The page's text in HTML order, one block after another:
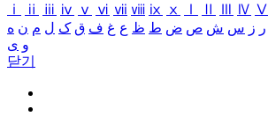
ⅰ
ⅱ ⅲ ⅳ ⅴ ⅵ ⅶ ⅷ ⅸ ⅹ Ⅳ Ⅴ
ر ز س ش ص ض ط ظ ع غ ف ق ک ل م ن ه
و ی
닫기